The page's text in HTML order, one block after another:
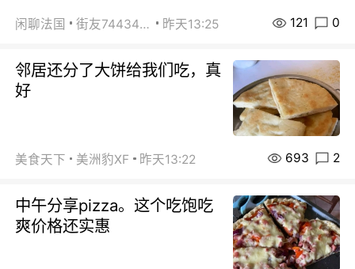
闲聊法国 街友74434350 昨天13:25 121 0
邻居还分了大饼给我们吃，真
好
美食天下 美洲豹XF 昨天13:22 693 2
中午分享pizza。这个吃饱吃
爽价格还实惠